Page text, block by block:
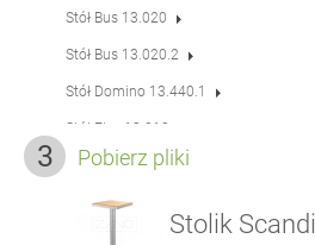
Stół Bus 13.020
Stół Bus 13.020.2
Stół Domino 13.440.1
Stół Flex 13.018
Stół Pluris 13.001
Stół Scandik 13.046
Pobierz pliki
Stolik